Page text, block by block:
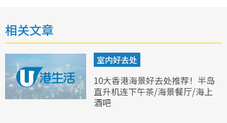
相关文章
室内好去处
10大香港海景好去处推荐！半岛
直升机连下午茶/海景餐厅/海上
酒吧